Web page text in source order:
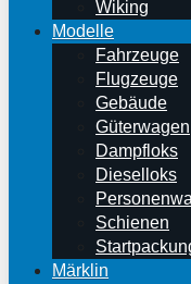
Wiking
Modelle
Fahrzeuge
Flugzeuge
Gebäude
Güterwagen
Dampfloks
Dieselloks
Schienen
Märklin